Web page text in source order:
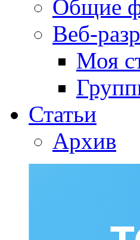
Общие
Веб-
Моя
Статьи
Архив